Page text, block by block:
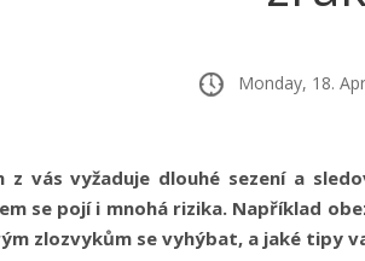
Monday, 18.
z vás vyžaduje dlouhé sezení a
se pojí i mnohá rizika. Například
zlozvykům se vyhýbat, a jaké tipy